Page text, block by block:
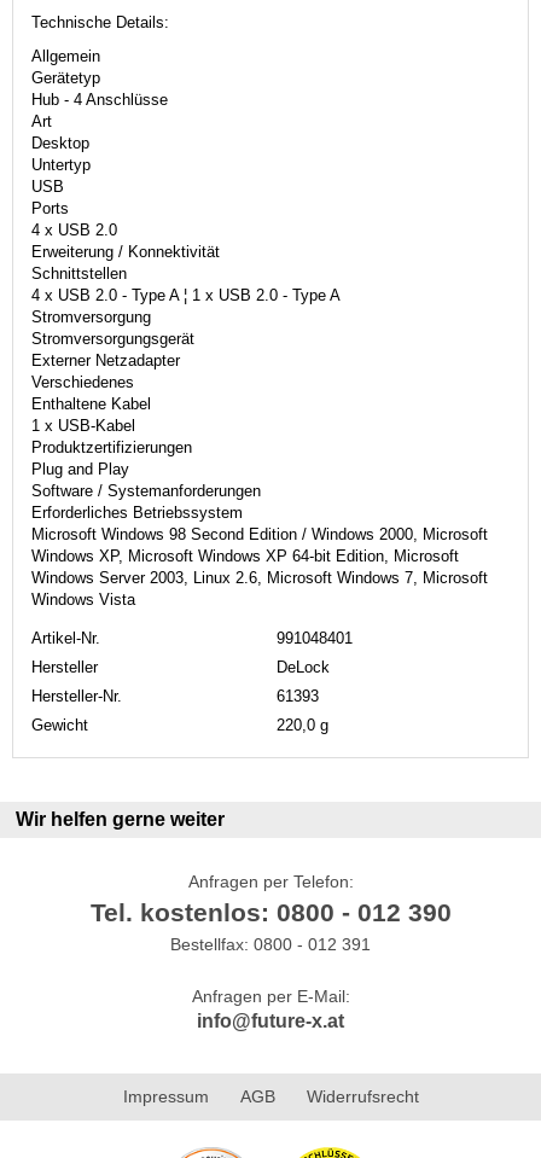
Technische Details:
Allgemein
Gerätetyp
Hub - 4 Anschlüsse
Art
Desktop
Untertyp
USB
Ports
4 x USB 2.0
Erweiterung / Konnektivität
Schnittstellen
4 x USB 2.0 - Type A ¦ 1 x USB 2.0 - Type A
Stromversorgung
Stromversorgungsgerät
Externer Netzadapter
Verschiedenes
Enthaltene Kabel
1 x USB-Kabel
Produktzertifizierungen
Plug and Play
Software / Systemanforderungen
Erforderliches Betriebssystem
Microsoft Windows 98 Second Edition / Windows 2000, Microsoft
Windows XP, Microsoft Windows XP 64-bit Edition, Microsoft
Windows Server 2003, Linux 2.6, Microsoft Windows 7, Microsoft
Windows Vista
Artikel-Nr.
991048401
Hersteller
DeLock
Hersteller-Nr.
61393
Gewicht
220,0 g
Wir helfen gerne weiter
Anfragen per Telefon:
Tel. kostenlos: 0800 - 012 390
Bestellfax: 0800 - 012 391
Anfragen per E-Mail:
info@future-x.at
Impressum AGB Widerrufsrecht